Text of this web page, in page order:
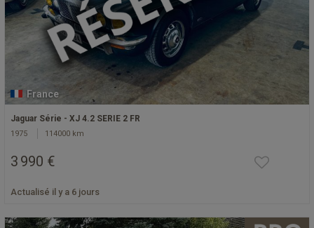
France
Jaguar Série - XJ 4.2 SERIE 2 FR
1975 114000 km
3 990 €
Actualisé il y a 6 jours